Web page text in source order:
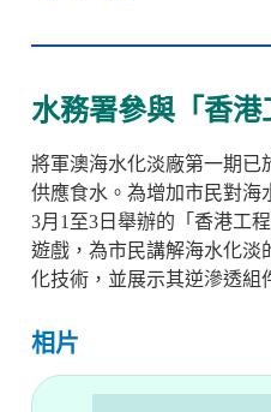
水務署參與「香港
將軍澳海水化淡廠第一期已
供應食水。為增加市民對海
3月 1 至3日舉辦的「香港工
遊戲，為市民講解海水化淡
化技術，並展示其逆滲透組
相片